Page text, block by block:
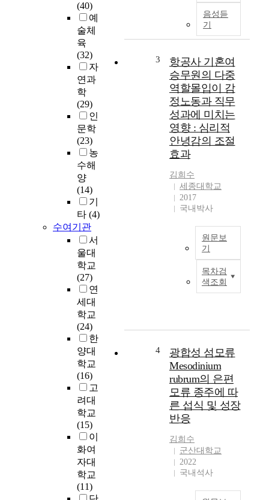
(40)
예
술체
육
(32)
자
연과
학
(29)
인
문학
(23)
농
수해
양
(14)
기
타 (4)
수여기관
서
울대
학교
(27)
연
세대
학교
(24)
한
양대
학교
(16)
고
려대
학교
(15)
이
화여
자대
학교
(11)
합
음성듣
기
o
3
항공사 기혼여
승무원의 다중
역할몰입이 감
정노동과 직무
성과에 미치는
영향 : 심리적
안녕감의 조절
효과
김희수
세종대학교
2017
국내박사
원문보
기
목차검
색조회
4
광합성 섬모류
Mesodinium
rubrum의 은편
모류 종주에 따
른 섭식 및 성장
반응
김희수
군산대학교
2022
국내석사